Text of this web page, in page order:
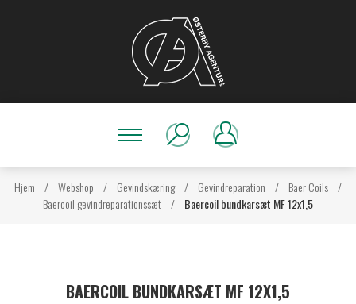
Hjem / Webshop / Gevindskæring / Gevindreparation / Baer Coils /
Baercoil gevindreparationssæt / Baercoil bundkarsæt MF 12x1,5
BAERCOIL BUNDKARSÆT MF 12X1,5